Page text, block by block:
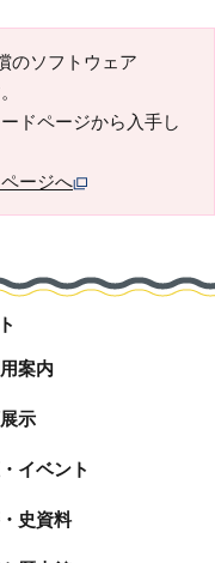
のソフトウェア
ドページから入手し
ージへ
案内
示
イベント
史資料